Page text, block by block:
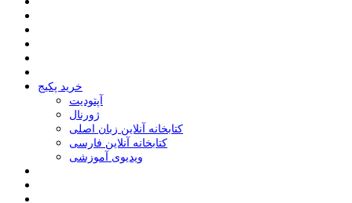
خرید پکیج
ﺁﭘﺘﻮﺩﯾﺖ
ﮊﻭﺭﻧﺎﻝ
کتابخانه آنلاین زبان اصلی
کتابخانه آنلاین فارسی
ویدیوی آموزشی